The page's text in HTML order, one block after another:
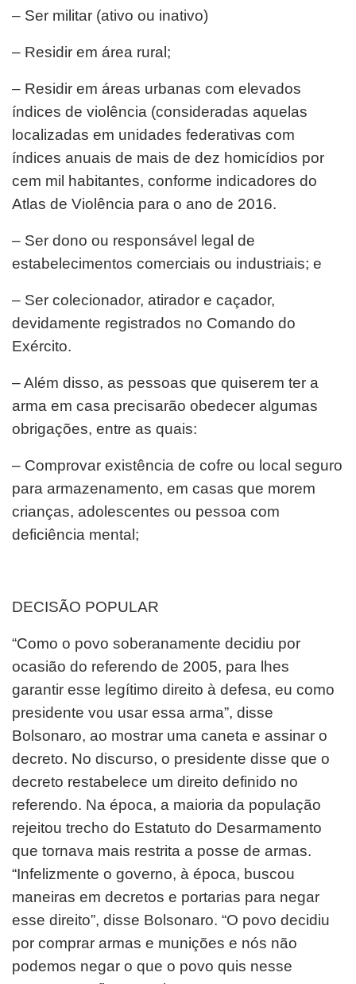
– Ser militar (ativo ou inativo)
– Residir em área rural;
– Residir em áreas urbanas com elevados
índices de violência (consideradas aquelas
localizadas em unidades federativas com
índices anuais de mais de dez homicídios por
cem mil habitantes, conforme indicadores do
Atlas de Violência para o ano de 2016.
– Ser dono ou responsável legal de
estabelecimentos comerciais ou industriais; e
– Ser colecionador, atirador e caçador,
devidamente registrados no Comando do
Exército.
– Além disso, as pessoas que quiserem ter a
arma em casa precisarão obedecer algumas
obrigações, entre as quais:
– Comprovar existência de cofre ou local seguro
para armazenamento, em casas que morem
crianças, adolescentes ou pessoa com
deficiência mental;
DECISÃO POPULAR
“Como o povo soberanamente decidiu por
ocasião do referendo de 2005, para lhes
garantir esse legítimo direito à defesa, eu como
presidente vou usar essa arma”, disse
Bolsonaro, ao mostrar uma caneta e assinar o
decreto. No discurso, o presidente disse que o
decreto restabelece um direito definido no
referendo. Na época, a maioria da população
rejeitou trecho do Estatuto do Desarmamento
que tornava mais restrita a posse de armas.
“Infelizmente o governo, à época, buscou
maneiras em decretos e portarias para negar
esse direito”, disse Bolsonaro. “O povo decidiu
por comprar armas e munições e nós não
podemos negar o que o povo quis nesse